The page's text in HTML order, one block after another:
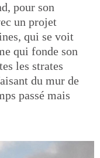
pour son
un projet
qui se voit
qui fonde son
les strates
du mur de
passé mais